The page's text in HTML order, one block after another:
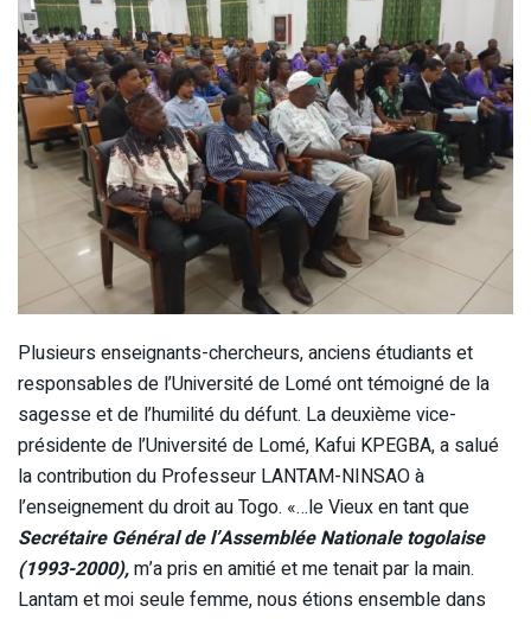
Plusieurs enseignants-chercheurs, anciens étudiants et
responsables de l’Université de Lomé ont témoigné de la
sagesse et de l’humilité du défunt. La deuxième vice-
présidente de l’Université de Lomé, Kafui KPEGBA, a salué
la contribution du Professeur LANTAM-NINSAO à
l’enseignement du droit au Togo. «…le Vieux en tant que
Secrétaire Général de l’Assemblée Nationale togolaise
(1993-2000),m’a pris en amitié et me tenait par la main.
Lantam et moi seule femme, nous étions ensemble dans